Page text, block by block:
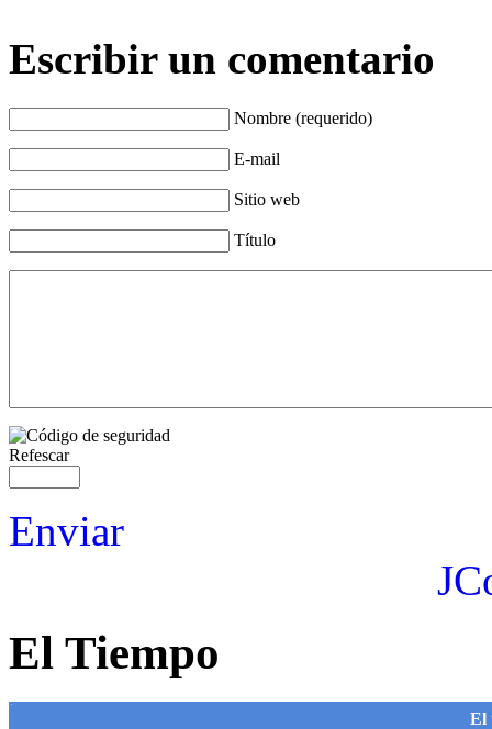
Escribir un comentario
Nombre (requerido)
E-mail
Sitio web
Título
Refescar
Enviar
El Tiempo